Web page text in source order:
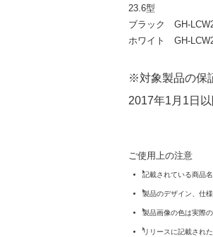
23.6型
ブラック GH-
ホワイト GH-
※対象製品の保
2017年1月1日
ご使用上の注意
記載されている商品
製品のデザイン、仕
製品画像の色は実際
リリースに記載され